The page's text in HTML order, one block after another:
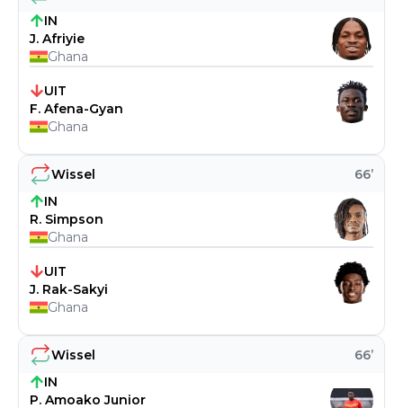
Wissel 66’
IN
P. Amoako Junior
Wissel 66’
IN
R. Simpson
Ghana
UIT
J. Rak-Sakyi
Ghana
IN
J. Afriyie
Ghana
UIT
F. Afena-Gyan
Ghana